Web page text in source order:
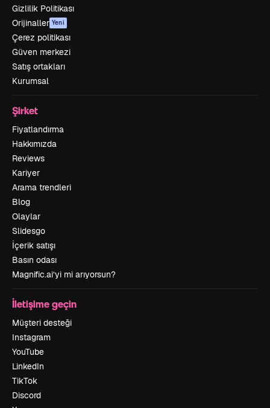
Gizlilik Politikası
Orijinaller Yeni
Çerez politikası
Güven merkezi
Satış ortakları
Kurumsal
Şirket
Fiyatlandırma
Hakkımızda
Reviews
Kariyer
Arama trendleri
Blog
Olaylar
Slidesgo
İçerik satışı
Basın odası
Magnific.ai’yi mi arıyorsun?
İletişime geçin
Müşteri desteği
Instagram
YouTube
LinkedIn
TikTok
Discord